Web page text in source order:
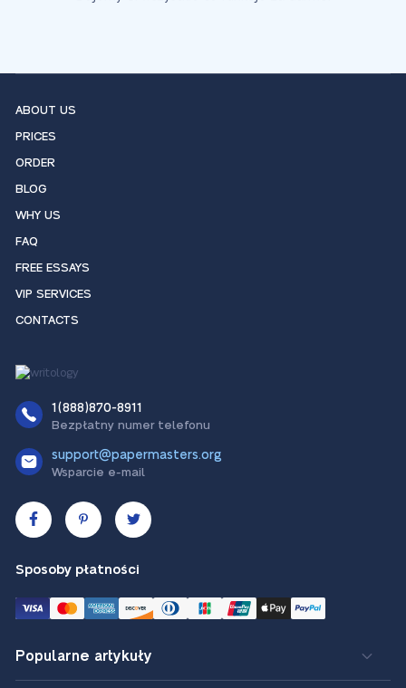
ABOUT US
PRICES
ORDER
BLOG
WHY US
FAQ
FREE ESSAYS
VIP SERVICES
CONTACTS
1(888)870-8911
Bezpłatny numer telefonu
support@papermasters.org
Wsparcie e-mail
Sposoby płatności
Popularne artykuły